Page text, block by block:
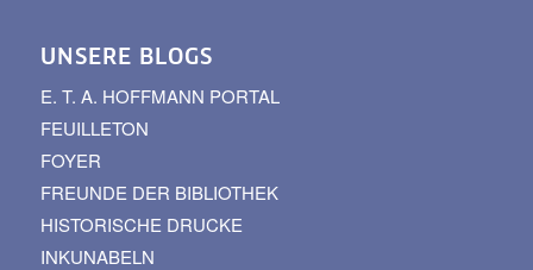
UNSERE BLOGS
E. T. A. HOFFMANN PORTAL
FEUILLETON
FOYER
FREUNDE DER BIBLIOTHEK
HISTORISCHE DRUCKE
INKUNABELN